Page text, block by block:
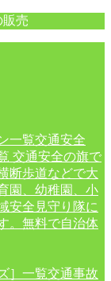
売
一覧交通安全
交通安全の旗で
断歩道などで大
園、幼稚園、小
安全見守り隊に
。無料で自治体
］一覧交通事故